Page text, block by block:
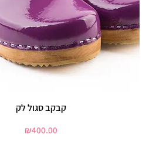
קבקב סגול לק
Price
₪400.00